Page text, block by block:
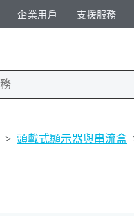
企業用戶 支援服務
> 頭戴式顯示器與串流盒